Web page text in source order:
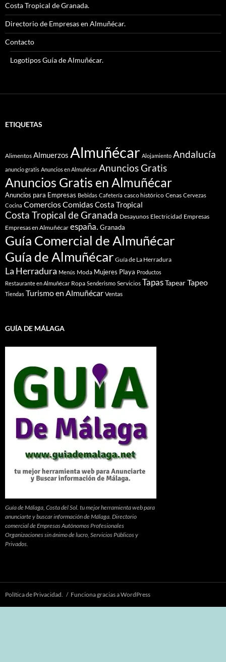
Costa Tropical de Granada.
Directorio de Empresas en Almuñécar.
Contacto
Logotipos Guía de Almuñécar.
ETIQUETAS
Alimentos Almuerzos Almuñécar Alojamiento Andalucía
anuncio gratis Anuncios en Almuñécar Anuncios Gratis
Anuncios Gratis en Almuñécar
Anuncios para Empresas Bebidas Cafetería casco histórico Cenas Cervezas
Cocina ComerciosComidasCosta Tropical
Costa Tropical de Granada Desayunos Electricidad Empresas
Empresas en Almuñécar españa. Granada
Guía Comercial de Almuñécar
Guía de Almuñécar Guía de La Herradura
La Herradura Menús Moda Mujeres Playa Productos
Restaurante en Almuñécar Ropa Senderismo Servicios TapasTapearTapeo
Tiendas Turismo en Almuñécar Ventas
GUÍA DE MÁLAGA
Guía de Málaga, Costa del Sol. tu mejor herramienta web para
anunciarte y buscar información de Málaga. Directorio
comercial de Empresas Autónomos Profesionales
Organizaciones sin ánimo de lucro, Servicios Públicos y
Privados.
Política de Privacidad. Funciona gracias a WordPress